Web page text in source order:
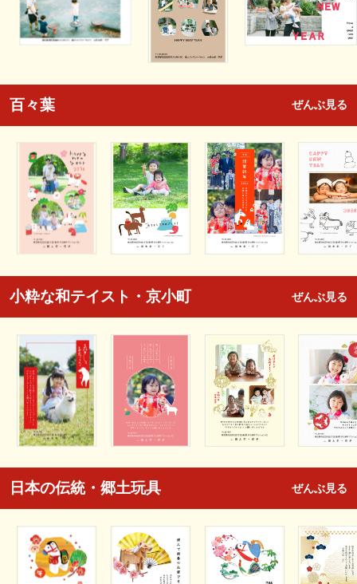
百々葉 ぜんぶ見る
小粋な和テイスト・京小町 ぜんぶ見る
日本の伝統・郷土玩具 ぜんぶ見る